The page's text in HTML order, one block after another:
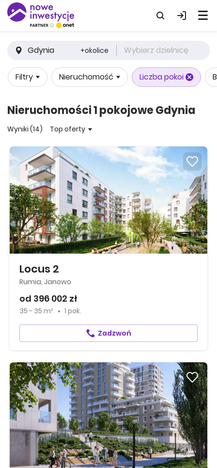
Gdynia +okolice Wybierz dzielnicę
Filtry Nieruchomość Liczba pokoi
Nieruchomości 1 pokojowe Gdynia
Wyniki (14) Top oferty
Locus 2
Rumia, Janowo
od 396 002 zł
35 - 35 m² 1 pok.
Zadzwoń